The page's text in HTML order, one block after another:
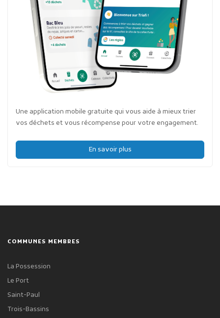
Une application mobile gratuite qui vous aide à mieux trier
vos déchets et vous récompense pour votre engagement.
En savoir plus
COMMUNES MEMBRES
La Possession
Le Port
Saint-Paul
Trois-Bassins